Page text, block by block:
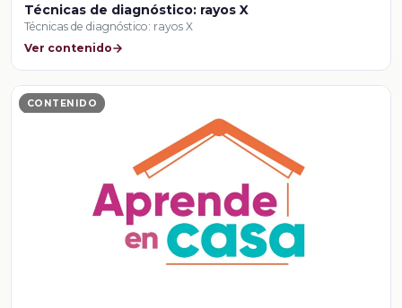
Técnicas de diagnóstico: rayos X
Técnicas de diagnóstico: rayos X
Ver contenido
CONTENIDO